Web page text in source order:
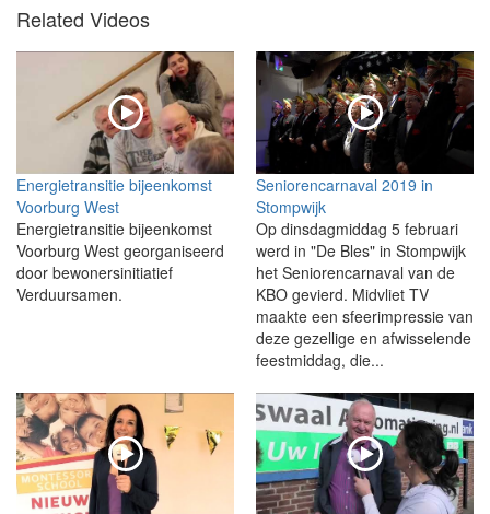
Related Videos
Energietransitie bijeenkomst
Voorburg West
Energietransitie bijeenkomst
Voorburg West georganiseerd
door bewonersinitiatief
Verduursamen.
Seniorencarnaval 2019 in
Stompwijk
Op dinsdagmiddag 5 februari
werd in "De Bles" in Stompwijk
het Seniorencarnaval van de
KBO gevierd. Midvliet TV
maakte een sfeerimpressie van
deze gezellige en afwisselende
feestmiddag, die...